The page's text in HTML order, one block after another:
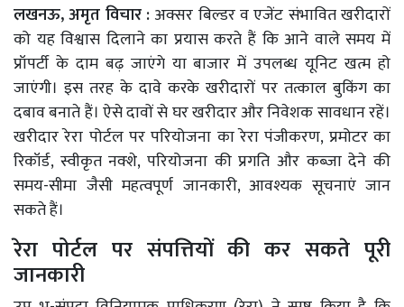
लखनऊ, अमृत विचार : अक्सर बिल्डर व एजेंट संभावित खरीदारों
को यह विश्वास दिलाने का प्रयास करते हैं कि आने वाले समय में
प्रॉपर्टी के दाम बढ़ जाएंगे या बाजार में उपलब्ध यूनिट खत्म हो
जाएंगी। इस तरह के दावे करके खरीदारों पर तत्काल बुकिंग का
दबाव बनाते हैं। ऐसे दावों से घर खरीदार और निवेशक सावधान रहें।
खरीदार रेरा पोर्टल पर परियोजना का रेरा पंजीकरण, प्रमोटर का
रिकॉर्ड, स्वीकृत नक्शे, परियोजना की प्रगति और कब्जा देने की
समय-सीमा जैसी महत्वपूर्ण जानकारी, आवश्यक सूचनाएं जान
सकते हैं।
रेरा पोर्टल पर संपत्तियों की कर सकते पूरी
जानकारी